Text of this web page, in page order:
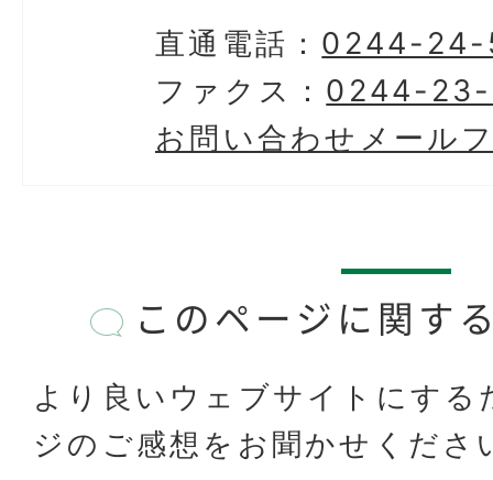
直通電話： 0244-
ファクス： 0244-
お問い合わせメール
このページに関す
より良いウェブサイトにする
ジのご感想をお聞かせくださ